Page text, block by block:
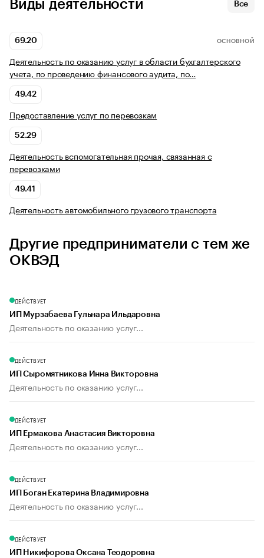
Виды деятельности Все
69.20 ОСНОВНОЙ
Деятельность по оказанию услуг в области бухгалтерского
учета, по проведению финансового аудита, по…
49.42
Предоставление услуг по перевозкам
52.29
Деятельность вспомогательная прочая, связанная с
перевозками
49.41
Деятельность автомобильного грузового транспорта
Другие предприниматели с тем же
ОКВЭД
ДЕЙСТВУЕТ
ИП Мурзабаева Гульнара Ильдаровна
Деятельность по оказанию услуг...
ДЕЙСТВУЕТ
ИП Сыромятникова Инна Викторовна
Деятельность по оказанию услуг...
ДЕЙСТВУЕТ
ИП Ермакова Анастасия Викторовна
Деятельность по оказанию услуг...
ДЕЙСТВУЕТ
ИП Боган Екатерина Владимировна
Деятельность по оказанию услуг...
ДЕЙСТВУЕТ
ИП Никифорова Оксана Теодоровна